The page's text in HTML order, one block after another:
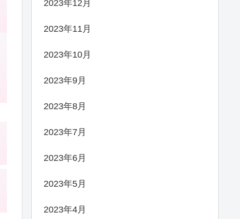
2023年12月
2023年11月
2023年10月
2023年9月
2023年8月
2023年7月
2023年6月
2023年5月
2023年4月